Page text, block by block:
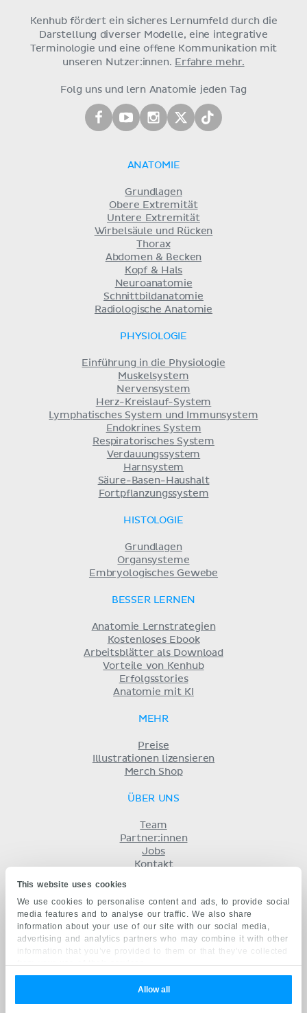
This website uses cookies
We use cookies to personalise content and ads, to provide social
media features and to analyse our traffic. We also share
information about your use of our site with our social media,
advertising and analytics partners who may combine it with other
information that you’ve provided to them or that they’ve collected
from your use of their services.
Allow all
Kenhub fördert ein sicheres Lernumfeld durch die
Darstellung diverser Modelle, eine integrative
Terminologie und eine offene Kommunikation mit
unseren Nutzer:innen. Erfahre mehr.
Folg uns und lern Anatomie jeden Tag
ANATOMIE
Grundlagen
Obere Extremität
Untere Extremität
Wirbelsäule und Rücken
Thorax
Abdomen & Becken
Kopf & Hals
Neuroanatomie
Schnittbildanatomie
Radiologische Anatomie
PHYSIOLOGIE
Einführung in die Physiologie
Muskelsystem
Nervensystem
Herz-Kreislauf-System
Lymphatisches System und Immunsystem
Endokrines System
Respiratorisches System
Verdauungssystem
Harnsystem
Säure-Basen-Haushalt
Fortpflanzungssystem
HISTOLOGIE
Grundlagen
Organsysteme
Embryologisches Gewebe
BESSER LERNEN
Anatomie Lernstrategien
Kostenloses Ebook
Arbeitsblätter als Download
Vorteile von Kenhub
Erfolgsstories
Anatomie mit KI
MEHR
Preise
Illustrationen lizensieren
Merch Shop
ÜBER UNS
Team
Partner:innen
Jobs
Kontakt
Geschäftsbedingungen
Datenschutz
KENHUB AUF...
English
русский